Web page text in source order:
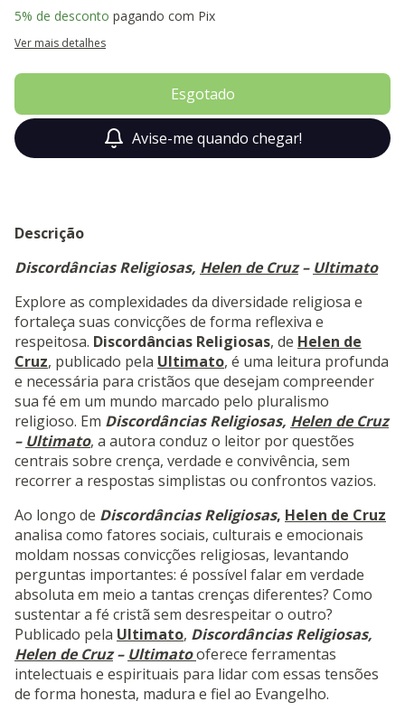
5% de desconto pagando com Pix
Ver mais detalhes
Avise-me quando chegar!
Descrição
Discordâncias Religiosas, Helen de Cruz– Ultimato
Explore as complexidades da diversidade religiosa e
fortaleça suas convicções de forma reflexiva e
respeitosa. Discordâncias Religiosas, de Helen de
Cruz, publicado pela Ultimato, é uma leitura profunda
e necessária para cristãos que desejam compreender
sua fé em um mundo marcado pelo pluralismo
religioso. Em Discordâncias Religiosas, Helen de Cruz
– Ultimato, a autora conduz o leitor por questões
centrais sobre crença, verdade e convivência, sem
recorrer a respostas simplistas ou confrontos vazios.
Ao longo de Discordâncias Religiosas, Helen de Cruz
analisa como fatores sociais, culturais e emocionais
moldam nossas convicções religiosas, levantando
perguntas importantes: é possível falar em verdade
absoluta em meio a tantas crenças diferentes? Como
sustentar a fé cristã sem desrespeitar o outro?
Publicado pela Ultimato, Discordâncias Religiosas,
Helen de Cruz– Ultimatooferece ferramentas
intelectuais e espirituais para lidar com essas tensões
de forma honesta, madura e fiel ao Evangelho.